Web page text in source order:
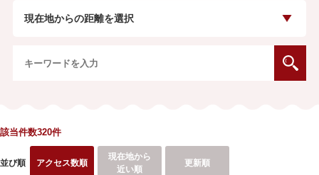
現在地からの距離を選択
該当件数320件
並び順 アクセス数順
現在地から
近い順
更新順